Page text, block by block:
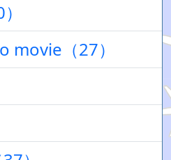
movie（27）